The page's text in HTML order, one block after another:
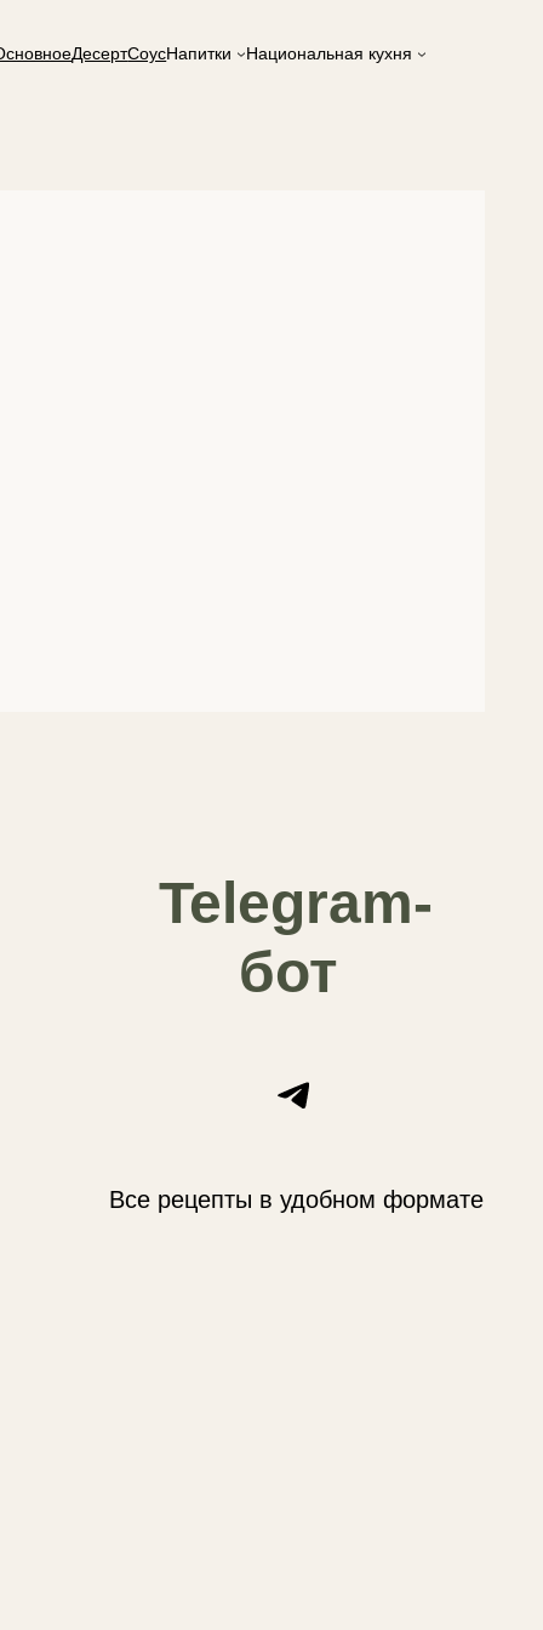
ДесертСоусНапитки Национальная кухня
Telegram-
бот
Telegram
Все рецепты в удобном формате